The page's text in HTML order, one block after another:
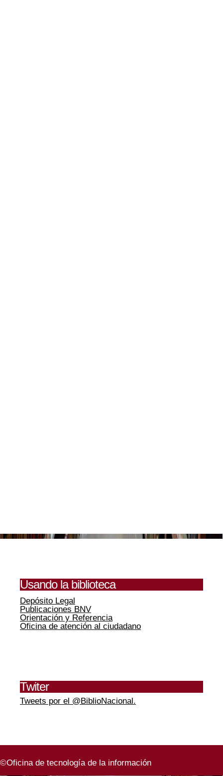
Usando la biblioteca
Depósito Legal
Publicaciones BNV
Orientación y Referencia
Oficina de atención al ciudadano
Twiter
Tweets por el @BiblioNacional.
©Oficina de tecnología de la información